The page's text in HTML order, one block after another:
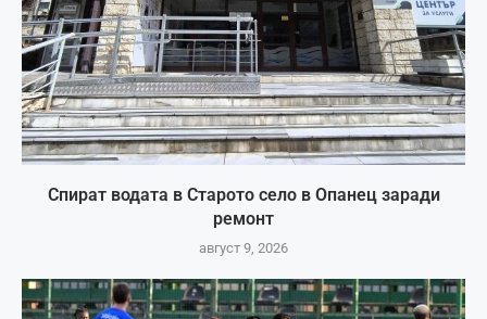
Спират водата в Старото село в Опанец заради
ремонт
август 9, 2026